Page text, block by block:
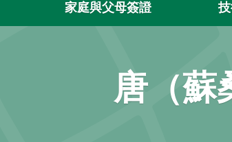
需要簽證
家庭與父母簽證
唐（蘇